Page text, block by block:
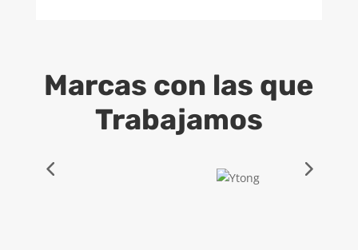
Marcas con las que
Trabajamos